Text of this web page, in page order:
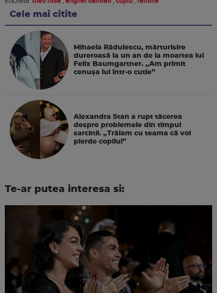
Cele mai citite
Mihaela Rădulescu, mărturisire
dureroasă la un an de la moartea lui
Felix Baumgartner. „Am primit
cenușa lui într-o cutie”
Alexandra Stan a rupt tăcerea
despre problemele din timpul
sarcinii. „Trăiam cu teama că voi
pierde copilul”
Te-ar putea interesa si: